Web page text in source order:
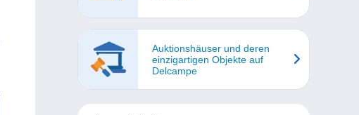
Auktionshäuser und deren
einzigartigen Objekte auf
Delcampe